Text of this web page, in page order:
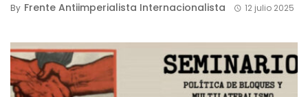
By Frente Antiimperialista Internacionalista 12 julio 2025